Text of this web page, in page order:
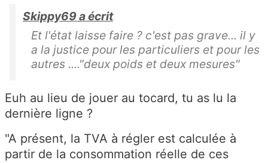
Skippy69 a écrit
Et l'état laisse faire ? c'est pas grave... il y
a la justice pour les particuliers et pour les
autres ...."deux poids et deux mesures"
Euh au lieu de jouer au tocard, tu as lu la
dernière ligne ?
"A présent, la TVA à régler est calculée à
partir de la consommation réelle de ces